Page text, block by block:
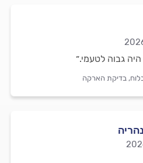
גבוה לטעמי.״
בדיקת הארקה